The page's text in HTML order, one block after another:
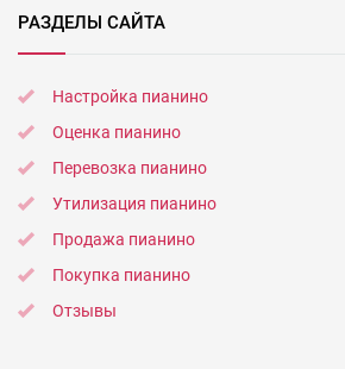
РАЗДЕЛЫ САЙТА
Настройка пианино
Оценка пианино
Перевозка пианино
Утилизация пианино
Продажа пианино
Покупка пианино
Отзывы